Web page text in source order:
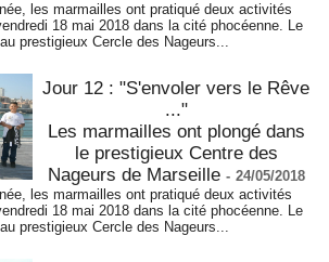
les marmailles ont pratiqué deux activités
18 mai 2018 dans la cité phocéenne. Le
prestigieux Cercle des Nageurs...
Jour 12 : "S'envoler vers le Rêve
..."
Les marmailles ont plongé dans
le prestigieux Centre des
Nageurs de Marseille - 24/05/2018
les marmailles ont pratiqué deux activités
18 mai 2018 dans la cité phocéenne. Le
prestigieux Cercle des Nageurs...